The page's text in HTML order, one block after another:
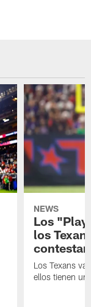
NEWS
Los
los
contestar
Los Texans
ellos tienen un